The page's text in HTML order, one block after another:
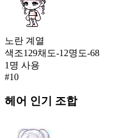
노란 계열
색조129채도-12명도-68
1 명 사용
#10
헤어 인기 조합